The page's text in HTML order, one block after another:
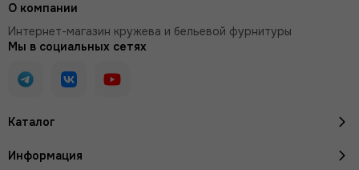
Каталог
Информация
О компании
Интернет-магазин кружева и бельевой фурнитуры
Мы в социальных сетях